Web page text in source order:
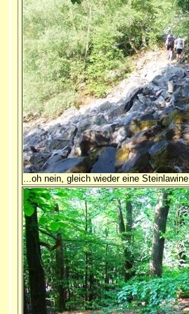
...oh nein, gleich wieder eine Steinlawine